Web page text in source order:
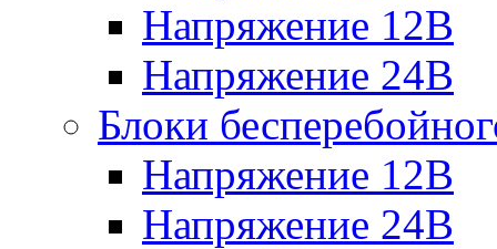
Напряжение 12В
Напряжение 24В
Блоки
Напряжение 12В
Напряжение 24В